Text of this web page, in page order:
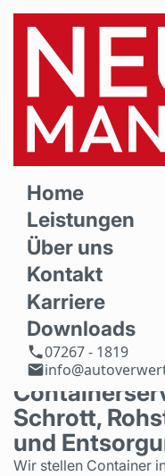
Home
Leistungen
Über uns
Kontakt
Karriere
Downloads
07267 - 1819
Schrott,
und
Wir stellen Container